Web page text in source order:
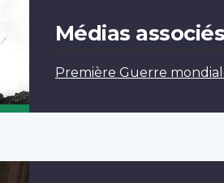
Médias associés
Première Guerre